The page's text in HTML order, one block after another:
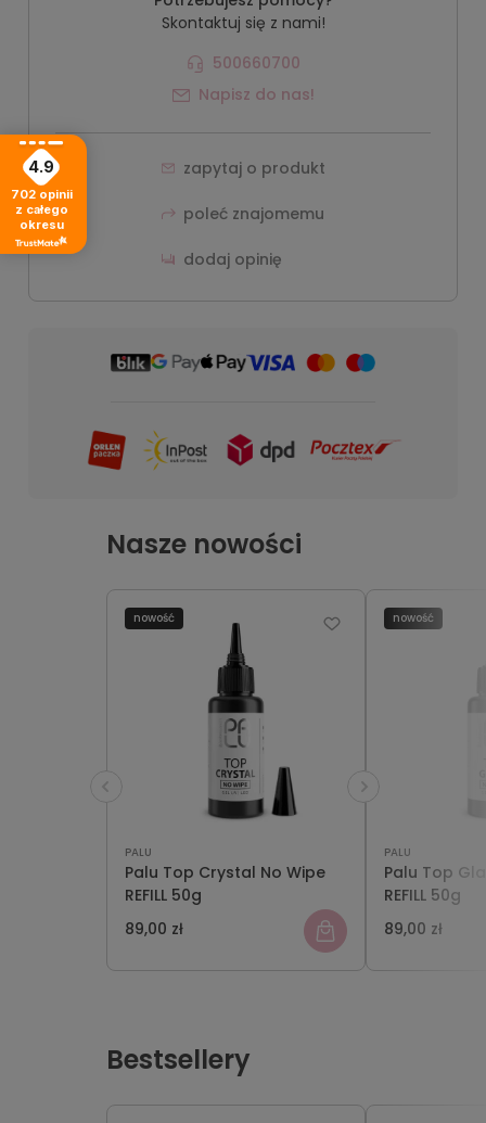
Skontaktuj się z nami!
500660700
Napisz do nas!
zapytaj o produkt
poleć znajomemu
dodaj opinię
Nasze nowości
PALU
Palu Top Crystal No Wipe
REFILL 50g
89,00 zł
nowość
PALU
Palu Top
REFILL 50g
89,00 zł
nowość
Bestsellery
4.9
702 opinii
z całego
okresu